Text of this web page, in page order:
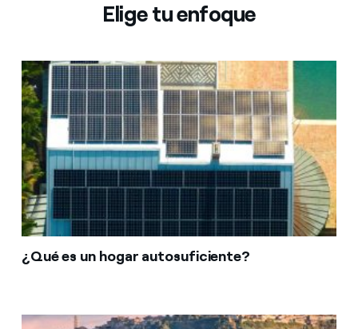
Elige tu enfoque
¿Qué es un hogar autosuficiente?